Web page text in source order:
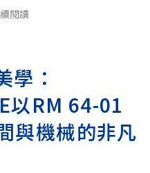
閱讀
學：
以RM 64-01
與機械的非凡